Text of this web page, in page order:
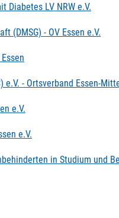
Diabetes LV NRW e.V.
(DMSG) - OV Essen e.V.
e.V. - Ortsverband Essen-
e.V.
e.V.
in Studium und